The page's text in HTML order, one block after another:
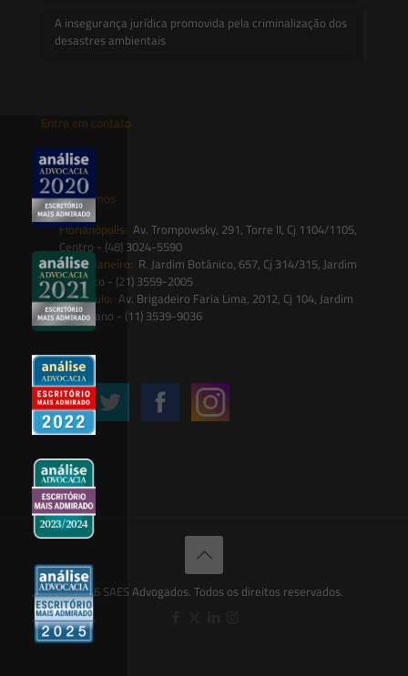
A insegurança jurídica promovida pela criminalização dos
desastres ambientais
Entre em contato
contato@saesadvogados.com.br
Onde estamos
Florianópolis: Av. Trompowsky, 291, Torre II, Cj 1104/1105,
Centro - (48) 3024-5590
Rio de Janeiro: R. Jardim Botânico, 657, Cj 314/315, Jardim
Botânico - (21) 3559-2005
São Paulo: Av. Brigadeiro Faria Lima, 2012, Cj 104, Jardim
Paulistano - (11) 3539-9036
Siga-nos
© 2026 SAES Advogados. Todos os direitos reservados.